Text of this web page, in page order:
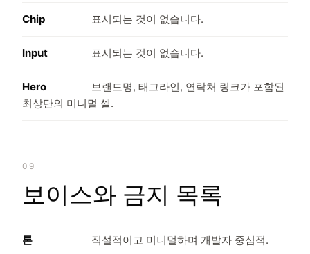
Chip 표시되는 것이 없습니다.
Input 표시되는 것이 없습니다.
Hero
브랜드명, 태그라인, 연락처 링크가 포함된
최상단의 미니멀 셀.
09
보이스와 금지 목록
톤 직설적이고 미니멀하며 개발자 중심적.